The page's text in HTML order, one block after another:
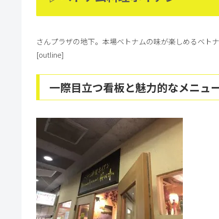
さんプラザの地下。本場ベトナムの味が楽しめるベト
[outline]
一際目立つ看板と魅力的なメニュ